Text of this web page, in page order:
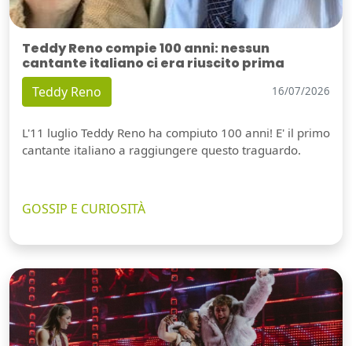
Teddy Reno compie 100 anni: nessun
cantante italiano ci era riuscito prima
Teddy Reno 16/07/2026
L'11 luglio Teddy Reno ha compiuto 100 anni! E' il primo
cantante italiano a raggiungere questo traguardo.
GOSSIP E CURIOSITÀ